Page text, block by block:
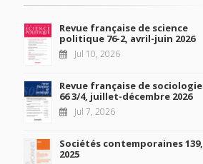
Revue française de science
politique 76-2, avril-juin 2026
Jul 10, 2026
Revue française de sociologie
66 3/4, juillet-décembre 2026
Jul 7, 2026
Sociétés contemporaines 139,
2025